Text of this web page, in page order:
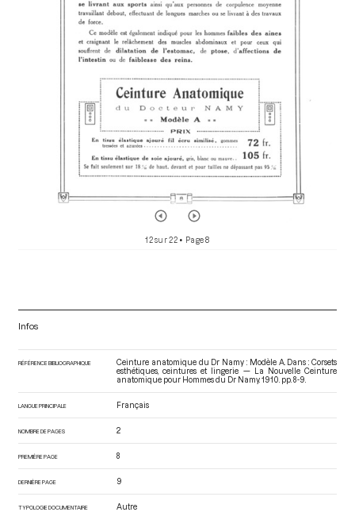
12 sur 22 • Page 8
Infos
RÉFÉRENCE BIBLIOGRAPHIQUE
Ceinture anatomique du Dr Namy : Modèle A. Dans : Corsets
esthétiques, ceintures et lingerie — La Nouvelle Ceinture
anatomique pour Hommes du Dr Namy. 1910. pp. 8-9.
LANGUE PRINCIPALE Français
NOMBRE DE PAGES 2
PREMIÈRE PAGE 8
DERNIÈRE PAGE 9
TYPOLOGIE DOCUMENTAIRE Autre